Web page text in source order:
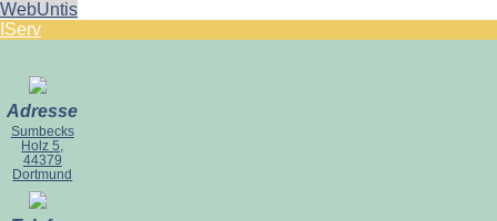
WebUntis
IServ
Adresse
Sumbecks
Holz 5,
44379
Dortmund